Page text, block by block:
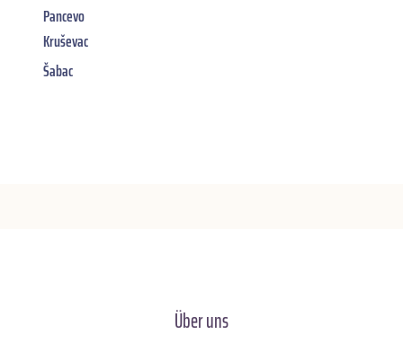
Pancevo
Kruševac
Šabac
Über uns